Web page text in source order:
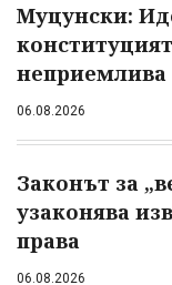
Муцунски:
неприемлива
06.08.2026
Законът за
узаконява
права
06.08.2026